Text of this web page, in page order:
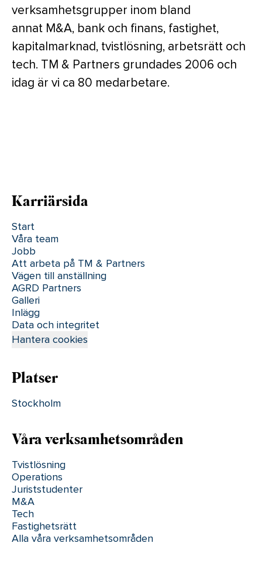
verksamhetsgrupper inom bland
annat M&A, bank och finans, fastighet,
kapitalmarknad, tvistlösning, arbetsrätt och
tech. TM & Partners grundades 2006 och
idag är vi ca 80 medarbetare.
Karriärsida
Start
Våra team
Jobb
Att arbeta på TM & Partners
Vägen till anställning
AGRD Partners
Galleri
Inlägg
Data och integritet
Hantera cookies
Platser
Stockholm
Våra verksamhetsområden
Tvistlösning
Operations
Juriststudenter
M&A
Tech
Fastighetsrätt
Alla våra verksamhetsområden